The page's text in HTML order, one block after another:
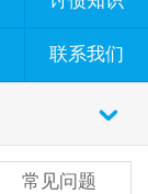
联系我们
常见问题